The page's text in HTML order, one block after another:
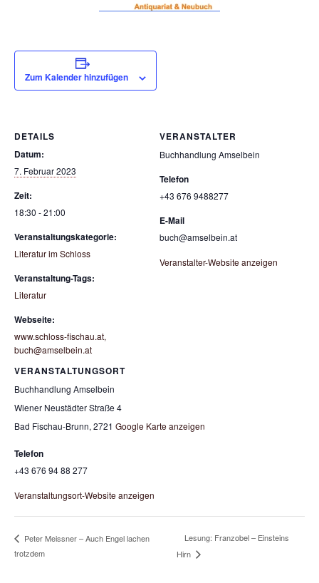
Zum Kalender hinzufügen
DETAILS
Datum:
7. Februar 2023
Zeit:
18:30 - 21:00
Veranstaltungskategorie:
Literatur im Schloss
Veranstaltung-Tags:
Literatur
Webseite:
www.schloss-fischau.at,
buch@amselbein.at
VERANSTALTUNGSORT
Buchhandlung Amselbein
Wiener Neustädter Straße 4
Bad Fischau-Brunn, 2721 Google Karte anzeigen
Telefon
+43 676 94 88 277
Veranstaltungsort-Website anzeigen
VERANSTALTER
Buchhandlung Amselbein
Telefon
+43 676 9488277
E-Mail
buch@amselbein.at
Veranstalter-Website anzeigen
Peter Meissner – Auch Engel lachen
trotzdem
Lesung: Franzobel – Einsteins
Hirn